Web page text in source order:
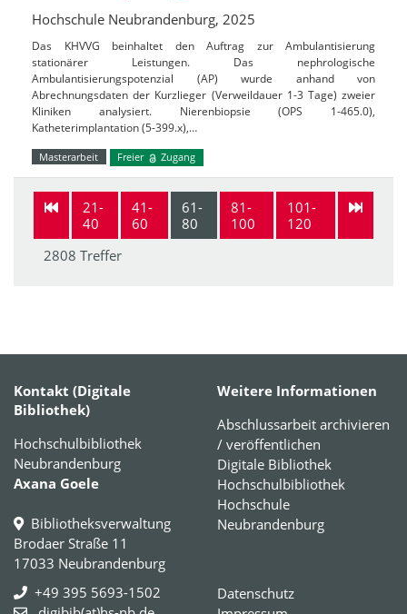
Hochschule Neubrandenburg, 2025
Das KHVVG beinhaltet den Auftrag zur Ambulantisierung
stationärer Leistungen. Das nephrologische
Ambulantisierungspotenzial (AP) wurde anhand von
Abrechnungsdaten der Kurzlieger (Verweildauer 1-3 Tage) zweier
Kliniken analysiert. Nierenbiopsie (OPS 1-465.0),
Katheterimplantation (5-399.x),…
Masterarbeit Freier Zugang
21-
40
41-
60
61-
80
81-
100
101-
120
2808 Treffer
Kontakt (Digitale
Bibliothek)
Hochschulbibliothek
Neubrandenburg
Axana Goele
Bibliotheksverwaltung
Brodaer Straße 11
17033 Neubrandenburg
+49 395 5693-1502
Weitere Informationen
Abschlussarbeit archivieren
/ veröffentlichen
Digitale Bibliothek
Hochschulbibliothek
Hochschule
Neubrandenburg
Datenschutz